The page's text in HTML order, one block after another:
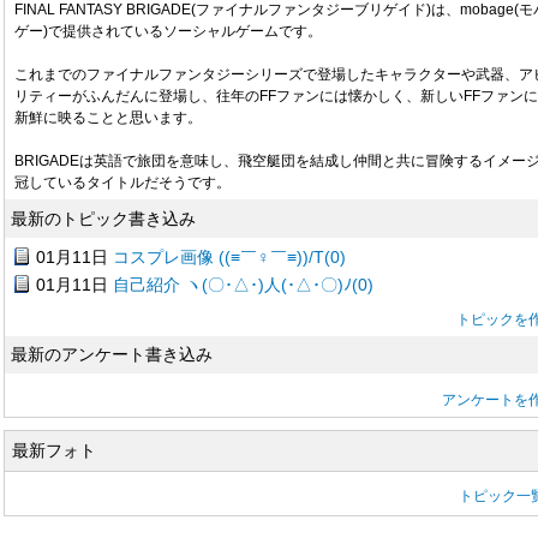
FINAL FANTASY BRIGADE(ファイナルファンタジーブリゲイド)は、mobage(モ
ゲー)で提供されているソーシャルゲームです。
これまでのファイナルファンタジーシリーズで登場したキャラクターや武器、ア
リティーがふんだんに登場し、往年のFFファンには懐かしく、新しいFFファン
新鮮に映ることと思います。
BRIGADEは英語で旅団を意味し、飛空艇団を結成し仲間と共に冒険するイメー
冠しているタイトルだそうです。
最新のトピック書き込み
01月11日 コスプレ画像 ((≡￣♀￣≡))/T(0)
01月11日 自己紹介 ヽ(〇･△･)人(･△･〇)ﾉ(0)
トピックを
最新のアンケート書き込み
アンケートを
最新フォト
トピック一